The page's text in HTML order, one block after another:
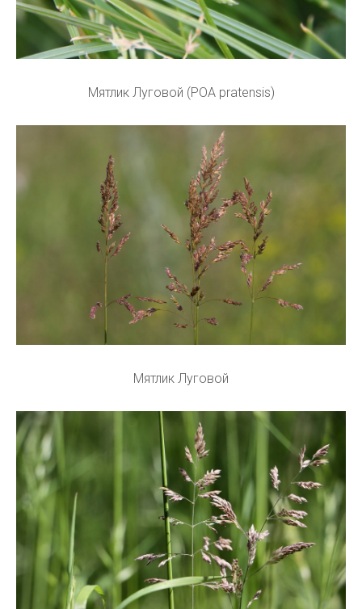
Мятлик Луговой (POA pratensis)
Мятлик Луговой